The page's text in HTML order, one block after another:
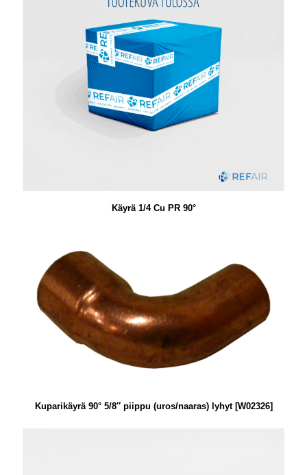
Käyrä 1/4 Cu PR 90°
Kuparikäyrä 90° 5/8″ piippu (uros/naaras) lyhyt [W02326]